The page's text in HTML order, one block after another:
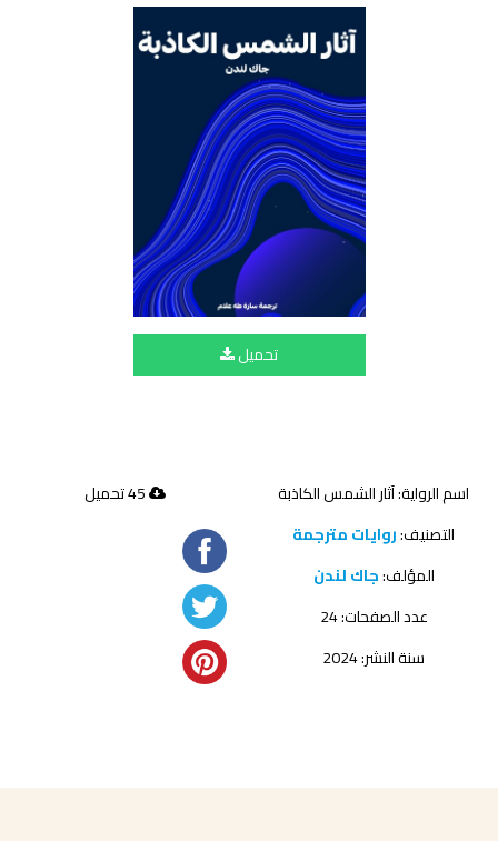
تحميل
اسم الرواية: آثار الشمس الكاذبة
التصنيف:روايات مترجمة
المؤلف:جاك لندن
عدد الصفحات: 24
سنة النشر: 2024